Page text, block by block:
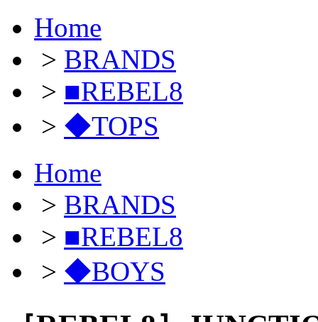
Home
> BRANDS
> ■REBEL8
> ◆TOPS
Home
> BRANDS
> ■REBEL8
> ◆BOYS